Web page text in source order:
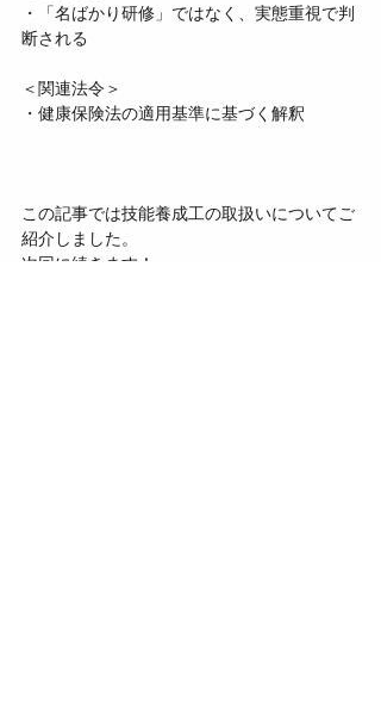
・「名ばかり研修」ではなく、実態重視で判
断される
＜関連法令＞
・健康保険法の適用基準に基づく解釈
この記事では技能養成工の取扱いについてご
紹介しました。
次回に続きます！